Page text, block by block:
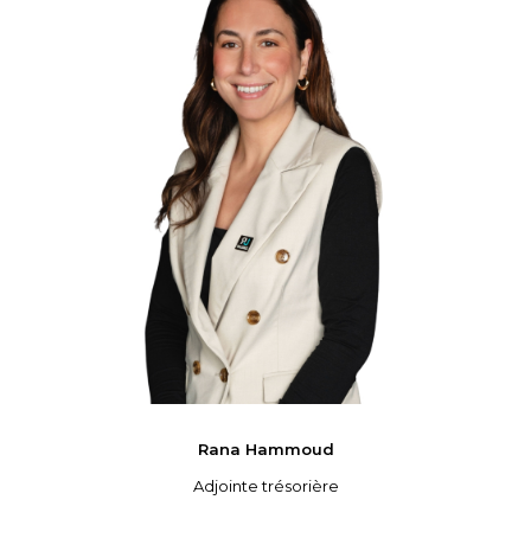
Rana Hammoud
Adjointe trésorière